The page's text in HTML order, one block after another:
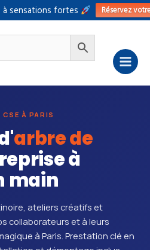
sensations fortes Réservez
À PARIS
arbre de
à
main
ateliers créatifs et
collaborateurs et à leurs
à Paris. Prestation clé en